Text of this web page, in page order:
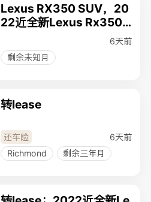
Lexus RX350 SUV，20
22近全新Lexus Rx350
AWD，深蓝外饰 + 棕色
内饰
6天前
剩余未知月
转lease
还车险
6天前
Richmond
剩余三年月